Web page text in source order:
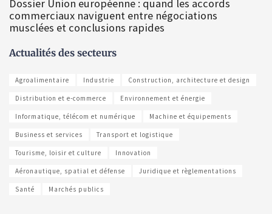
Dossier Union européenne : quand les accords
commerciaux naviguent entre négociations
musclées et conclusions rapides
Actualités des secteurs
Agroalimentaire Industrie Construction, architecture et design
Distribution et e-commerce Environnement et énergie
Informatique, télécom et numérique Machine et équipements
Business et services Transport et logistique
Tourisme, loisir et culture Innovation
Aéronautique, spatial et défense Juridique et règlementations
Santé Marchés publics